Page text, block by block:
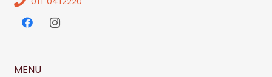
MENU